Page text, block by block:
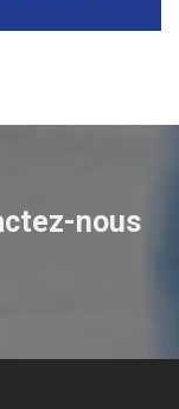
nous